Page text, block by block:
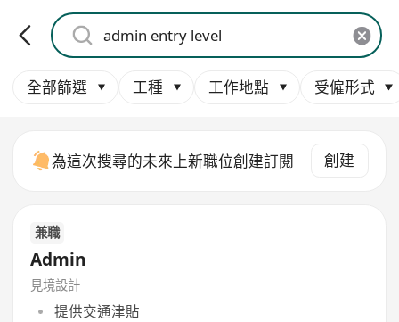
全部篩選 工種 工作地點 受僱形式
為這次搜尋的未來上新職位創建訂閱 創建
兼職
Admin
見境設計
提供交通津貼